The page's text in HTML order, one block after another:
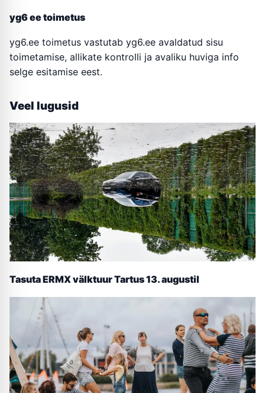
yg6 ee toimetus
yg6.ee toimetus vastutab yg6.ee avaldatud sisu
toimetamise, allikate kontrolli ja avaliku huviga info
selge esitamise eest.
Veel lugusid
Tasuta ERMX välktuur Tartus 13. augustil